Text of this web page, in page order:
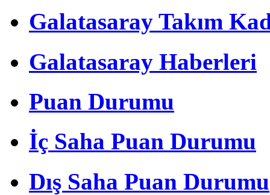
Galatasaray Takım
Galatasaray Haberleri
Puan Durumu
İç Saha Puan Durumu
Dış Saha Puan Durumu